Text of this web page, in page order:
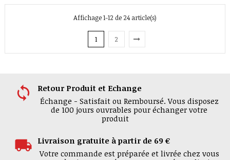
Affichage 1-12 de 24 article(s)
1 2
Retour Produit et Echange
Échange - Satisfait ou Remboursé. Vous disposez
de 100 jours ouvrables pour échanger votre
produit
Livraison gratuite à partir de 69 €
Votre commande est préparée et livrée chez vous